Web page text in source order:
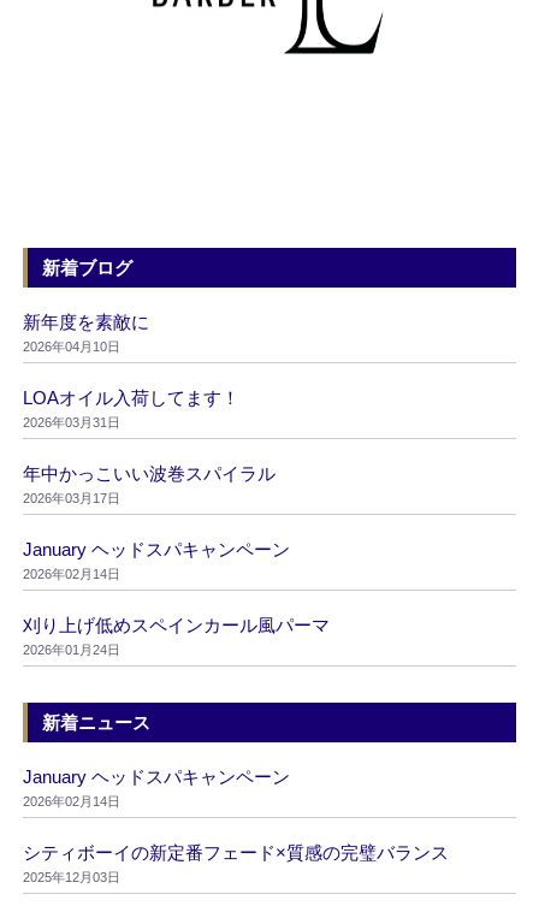
新着ブログ
新年度を素敵に
2026年04月10日
LOAオイル入荷してます！
2026年03月31日
年中かっこいい波巻スパイラル
2026年03月17日
January ヘッドスパキャンペーン
2026年02月14日
刈り上げ低めスペインカール風パーマ
2026年01月24日
新着ニュース
January ヘッドスパキャンペーン
2026年02月14日
シティボーイの新定番フェード×質感の完璧バランス
2025年12月03日